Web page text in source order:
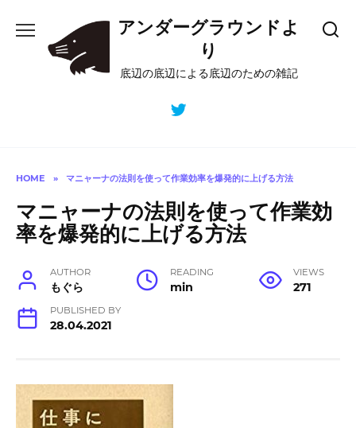
content
アンダーグラウンドよ
り
底辺の底辺による底辺のための雑記
HOME » マニャーナの法則を使って作業効率を爆発的に上げる方法
マニャーナの法則を使って作業効
率を爆発的に上げる方法
AUTHOR
もぐら
READING
min
VIEWS
271
PUBLISHED BY
28.04.2021